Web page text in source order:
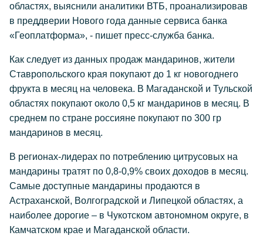
областях, выяснили аналитики ВТБ, проанализировав
в преддверии Нового года данные сервиса банка
«Геоплатформа», - пишет пресс-служба банка.
Как следует из данных продаж мандаринов, жители
Ставропольского края покупают до 1 кг новогоднего
фрукта в месяц на человека. В Магаданской и Тульской
областях покупают около 0,5 кг мандаринов в месяц. В
среднем по стране россияне покупают по 300 гр
мандаринов в месяц.
В регионах-лидерах по потреблению цитрусовых на
мандарины тратят по 0,8-0,9% своих доходов в месяц.
Самые доступные мандарины продаются в
Астраханской, Волгоградской и Липецкой областях, а
наиболее дорогие – в Чукотском автономном округе, в
Камчатском крае и Магаданской области.